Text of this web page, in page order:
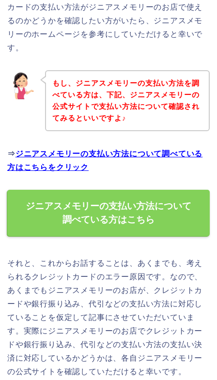
カードの支払い方法がジニアスメモリーのお店で使え
るのかどうかを確認したい方がいたら、ジニアスメモ
リーのホームページを参考にしていただけると幸いで
す。
もし、ジニアスメモリーの支払い方法を調
べている方は、下記、ジニアスメモリーの
公式サイトで支払い方法について確認され
てみるといいですよ♪
⇒ジニアスメモリーの支払い方法について調べている
方はこちらをクリック
ジニアスメモリーの支払い方法について
調べている方はこちら
それと、これからお話することは、あくまでも、考え
られるクレジットカードのエラー原因です。なので、
あくまでもジニアスメモリーのお店が、クレジットカ
ードや銀行振り込み、代引などの支払い方法に対応し
ていることを仮定して記事にさせていただいていま
す。実際にジニアスメモリーのお店でクレジットカー
ドや銀行振り込み、代引などの支払い方法の支払い決
済に対応しているかどうかは、各自ジニアスメモリー
の公式サイトを確認していただけると幸いです。